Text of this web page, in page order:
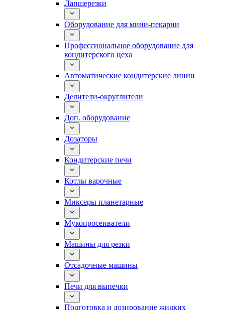
Лапшерезки
Оборудование для мини-пекарни
Профессиональное оборудование для
кондитерского цеха
Автоматические кондитерские линии
Делители-округлители
Доп. оборудование
Дозаторы
Кондитерские печи
Котлы варочные
Миксеры планетарные
Мукопросеиватели
Машины для резки
Отсадочные машины
Печи для выпечки
Подготовка и дозирование жидких